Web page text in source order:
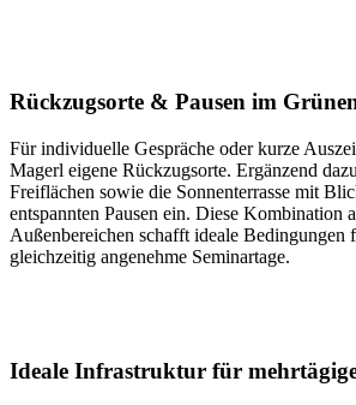
Rückzugsorte & Pausen im
Für individuelle Gespräche oder kurze
Magerl eigene Rückzugsorte. Ergänzend
Freiflächen sowie die Sonnenterrasse mit
entspannten Pausen ein. Diese Kombination
Außenbereichen schafft ideale Bedingungen
gleichzeitig angenehme Seminartage.
Ideale Infrastruktur für